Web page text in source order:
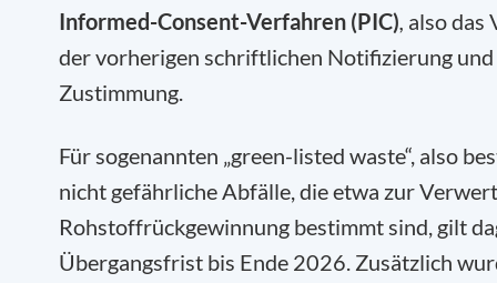
Informed-Consent-Verfahren (PIC), also das
der vorherigen schriftlichen Notifizierung und
Zustimmung.
Für sogenannten „green-listed waste“, also
nicht gefährliche Abfälle, die etwa zur
Rohstoffrückgewinnung bestimmt sind, gilt
Übergangsfrist bis Ende 2026. Zusätzlich